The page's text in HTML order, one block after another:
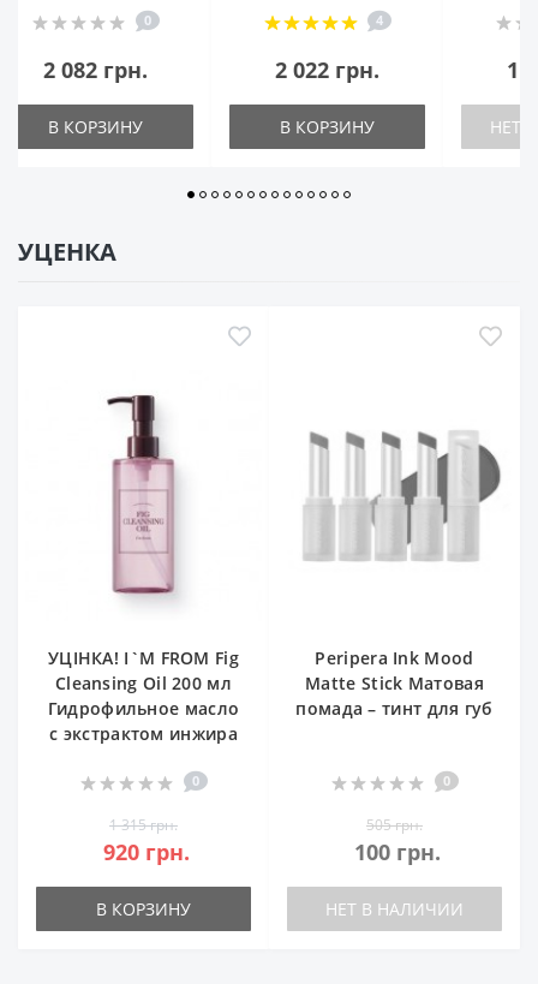
2 022 грн.
В КОРЗИНУ
1 218 грн.
НЕТ В НАЛИЧИИ
УЦЕНКА
УЦІНКА! I`M FROM Fig
Cleansing Oil 200 мл
Гидрофильное масло
с экстрактом инжира
0
1 315 грн.
920 грн.
В КОРЗИНУ
Peripera Ink Mood
Matte Stick Матовая
помада – тинт для губ
0
505 грн.
100 грн.
НЕТ В НАЛИЧИИ